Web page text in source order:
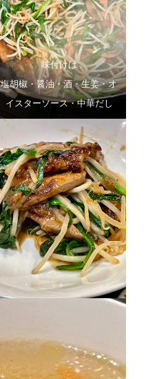
味付けは
塩胡椒・醤油・酒・生姜・オ
イスターソース・中華だし